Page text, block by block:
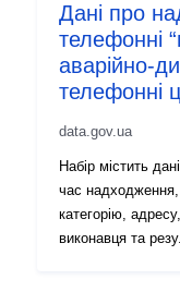
Дані про
телефонні
аварійно-
телефонні
data.gov.ua
Набір містить
час
категорію,
виконавця та